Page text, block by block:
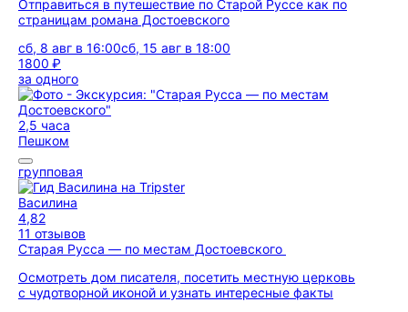
Отправиться в путешествие по Старой Руссе как по
страницам романа Достоевского
сб, 8 авг в 16:00сб, 15 авг в 18:00
1800 ₽
за одного
2,5 часа
Пешком
групповая
Василина
4,82
11 отзывов
Старая Русса — по местам Достоевского
Осмотреть дом писателя, посетить местную церковь
с чудотворной иконой и узнать интересные факты